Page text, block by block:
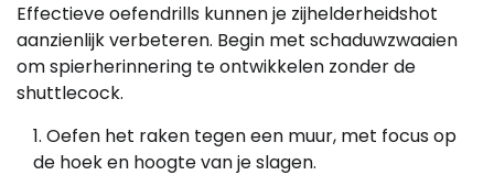
Effectieve oefendrills kunnen je zijhelderheidshot
aanzienlijk verbeteren. Begin met schaduwzwaaien
om spierherinnering te ontwikkelen zonder de
shuttlecock.
Oefen het raken tegen een muur, met focus op
de hoek en hoogte van je slagen.